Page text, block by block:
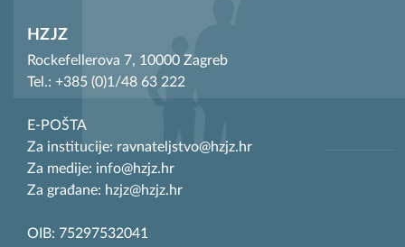
HZJZ
Rockefellerova 7, 10000 Zagreb
Tel.: +385 (0)1/48 63 222
E-POŠTA
Za institucije: ravnateljstvo@hzjz.hr
Za medije: info@hzjz.hr
Za građane: hzjz@hzjz.hr
OIB: 75297532041